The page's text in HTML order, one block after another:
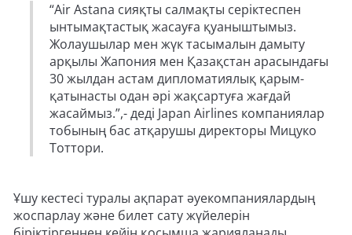
“Air Astana сияқты салмақты серіктеспен
ынтымақтастық жасауға қуаныштымыз.
Жолаушылар мен жүк тасымалын дамыту
арқылы Жапония мен Қазақстан арасындағы
30 жылдан астам дипломатиялық қарым-
қатынасты одан әрі жақсартуға жағдай
жасаймыз.”,- деді Japan Airlines компаниялар
тобының бас атқарушы директоры Мицуко
Тоттори.
Ұшу кестесі туралы ақпарат әуекомпаниялардың
жоспарлау және билет сату жүйелерін